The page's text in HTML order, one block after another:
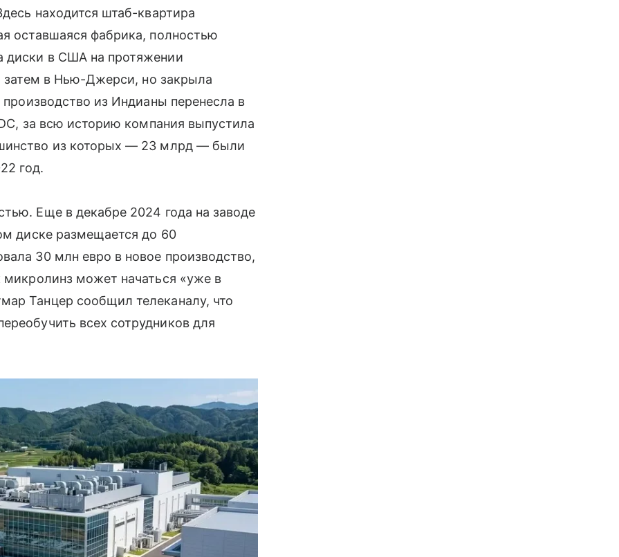
находится штаб-квартира
оставшаяся фабрика, полностью
диски в США на протяжении
затем в Нью-Джерси, но закрыла
из Индианы перенесла в
за всю историю компания выпустила
из которых — 23 млрд — были
год.
Еще в декабре 2024 года на заводе
диске размещается до 60
30 млн евро в новое производство,
может начаться «уже в
Танцер сообщил телеканалу, что
всех сотрудников для